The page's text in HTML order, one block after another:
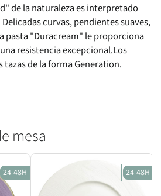
de la naturaleza es interpretado
curvas, pendientes suaves,
pasta "Duracream" le proporciona
resistencia excepcional.Los
de la forma Generation.
mesa
24-48H 24-48H